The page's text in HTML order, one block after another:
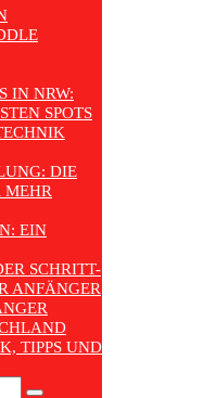
IN NRW:
SPOTS
DIE R
E
EIN
SCHRITT-
ANFÄNGER
TIPPS UND TRENDS